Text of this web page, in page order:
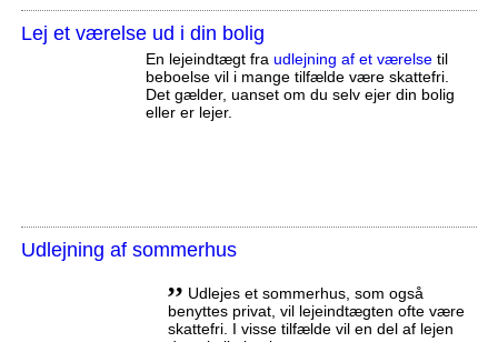
Lej et værelse ud i din bolig
En lejeindtægt fra udlejning af et værelsetil
beboelse vil i mange tilfælde være skattefri.
Det gælder, uanset om du selv ejer din bolig
eller er lejer.
Udlejning af sommerhus
,, Udlejes et sommerhus, som også
benyttes privat, vil lejeindtægten ofte være
skattefri. I visse tilfælde vil en del af lejen